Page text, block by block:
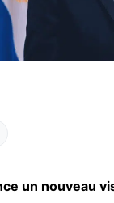
un nouveau